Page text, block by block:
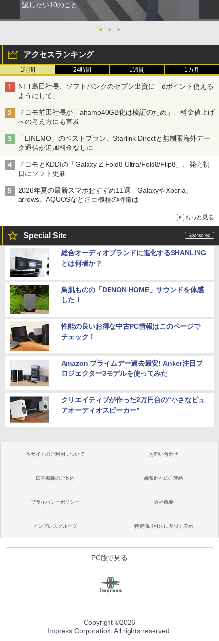
認したい10のこと
● ● ●
アクセスランキング
1時間 24時間 1週間 1カ月
NTT島田社長、ソフトバンクのセブン出資に「dポイント使える
ようにして」
ドコモ前田社長が「ahamo40GB化は検証のため」、料金値上げ
への考え方にも言及
「LINEMO」のベストプラン、Starlink Directと無制限海外デー
タ通信が追加料金なしに
ドコモとKDDIの「Galaxy Z Fold8 Ultra/Fold8/Flip8」、発売初
日にソフト更新
2026年夏の最新スマホおすすめ11選 GalaxyやXperia、
arrows、AQUOSなど注目機種の特徴は
もっと見る
Special Site
総合オーディオブランドに進化するSHANLING
とは何者か？
鳥肌ものの「DENON HOME」サウンドを体感
した！
性能の良いお得な中古PC情報はこのページで
チェック！
Amazon プライムデー過去最安! Anker注目プ
ロジェクター3モデルを使ってみた
クリエイティブが作った2万円台の“小さなピュ
アオーディオスピーカー”
本サイトのご利用について お問い合わせ
広告掲載のご案内 編集部へのご連絡
プライバシーポリシー 会社概要
インプレスグループ 特定商取引法に基づく表示
PC版で見る
Copyright ©2026
Impress Corporation. All rights reserved.